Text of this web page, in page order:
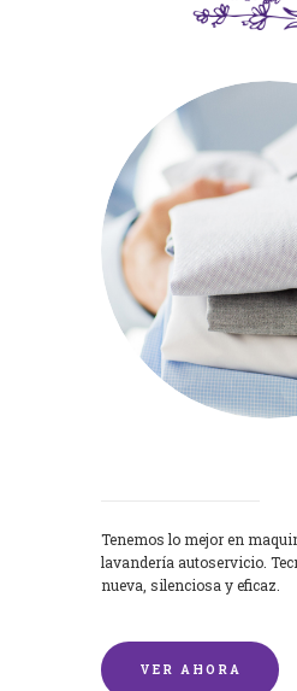
Tenemos lo mejor en
lavandería autoservicio.
nueva, silenciosa y eficaz.
VER AHORA